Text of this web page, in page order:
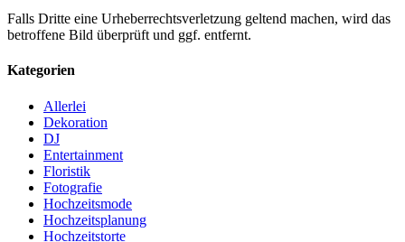
Falls Dritte eine Urheberrechtsverletzung geltend machen, wird das
betroffene Bild überprüft und ggf. entfernt.
Kategorien
Allerlei
Dekoration
DJ
Entertainment
Floristik
Fotografie
Hochzeitsmode
Hochzeitsplanung
Hochzeitstorte